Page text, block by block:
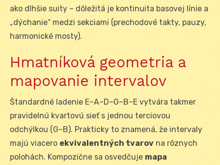
ako dlhšie suity – dôležitá je kontinuita basovej línie a
„dýchanie“ medzi sekciami (prechodové takty, pauzy,
harmonické mosty).
Hmatníková geometria a
mapovanie intervalov
Štandardné ladenie E–A–D–G–B–E vytvára takmer
pravidelnú kvartovú sieť s jednou terciovou
odchýlkou (G–B). Prakticky to znamená, že intervaly
majú viacero ekvivalentných tvarov na rôznych
polohách. Kompozične sa osvedčuje mapa